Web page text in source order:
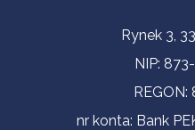
Informacje kontaktowe
Rynek 3,
NIP:
REGON:
nr konta: Bank